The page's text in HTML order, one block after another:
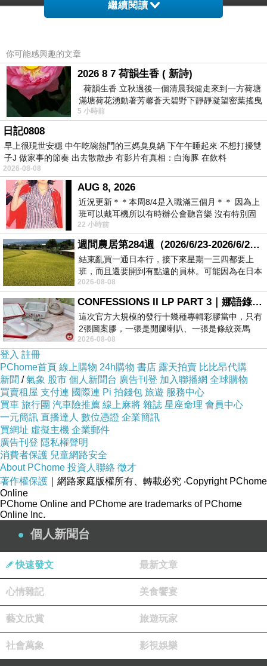
iNeno艾耐諾低自放電鎳氫充電電池購買後可立即使用，充飽電後，半年
可維持百分之八十五的電量，有效減少電池記憶效應，既經濟又符合環保
光燈、隨身CD、MD、PDA、遊樂器、傳訊機…等。
iNeno低自放電3號鎳氫充電電池採2100mAh高容量設計，不但耗電量低
還可重覆使用高達1000次，既省錢又符合環保概念。
商品特色：
?符合環保，經濟實惠
?2100mAh高電力容量
?可重複使用高達1000次
?購買後可立即使用，方便省事
?充飽電後，半年仍可維持百分之九十電量，一年後還可維持百分之八十
銷，各種 能源科技(BATTERY)產品，種類齊全。
公司秉持著專業誠信的原則為客戶解答能源(BATTERY)科技的疑慮，並
技產品。
繼續閱讀
你可能感興趣的文章
2026 8 7 荷韻生香 ( 新詩)
荷韻生香 立秋過後一個清晨我健走來到一方荷塘
滿塘荷花湧動著芳馨蒼天碧野下靜靜凝望密葉搖曳
幽泉中復有蛙鳴嘓嘓水波裡搖曳
5 小時前
日記0808
早上很現世安穩 中午吃碗熱門的三媽臭臭鍋 下午午睡起來 不想打擾雙
子J 做家事的節奏 出去散散步 有影片有真相：白海豚 在飲料
2026-08-08
AUG 8, 2026
近況更新＊＊本周8/4是入職滿三個月＊＊ 因為上
班可以戴耳機所以有時辦公會聽音樂 沒有特別固
定哪天但就是一周某一天會固定聽'90
22 小時前
週間農居第284週（2026/6/23-2026/6/24) 夏至 金黃稻浪洋溢豐收喜悅
結束亂買一通日本行，接下來星期一三四都要上
班，而且還要開到有點遠的員林。可能因為在日本
花不少錢，星期一出門上班時，心裡沒有一
2026-08-08
CONFESSIONS II LP PART 3｜娜語錄II LP PART 3
這次官方大規模的發行十幾種專輯彩膠當中，只有
2張圖案膠，一張是開腿喇叭、一張是條紋斑馬
版；目前官網上只剩澳洲商店AU STORE
2026-08-08
登入 註冊
PChome首頁 線上購物 24h購物 書店 露天拍賣 比比昂代購
新聞 /氣象 股市 個人新聞台 廣告刊登 加入聯播網 全球購物
買賣租屋 支付連 國際連 Pi 拍錢包 旅遊 服務中心
買車 旅行團 汽車險推薦 線上麻將 雜誌 星座命理 會員中心
一元簡訊 直播達人 數位憑證 企業簡訊
買網址 虛擬主機 企業郵件
廣告刊登 隱私權聲明
消費者保護 兒童網路安全
About PChome 投資人聯絡 徵才
著作權保護 ｜網路家庭版權所有、轉載必究 ‧Copyright PChome
Online
PChome Online and PChome are trademarks of PChome
Online Inc.
個人新聞台
快速發文 最新文章
心情雜記 美食饗宴
藝文欣賞 旅遊玩家
社會萬象 影視娛樂